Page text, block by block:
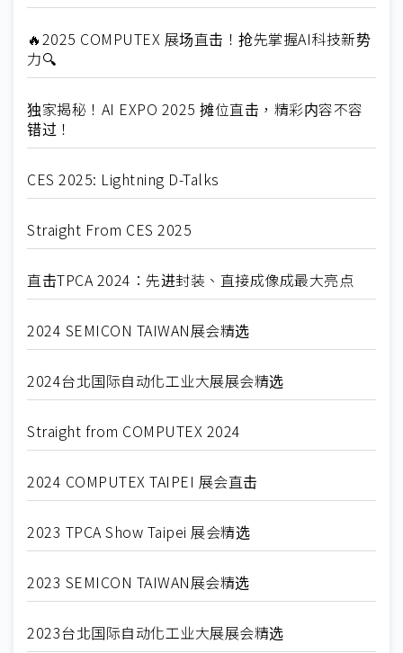
🔥2025 COMPUTEX 展场直击！抢先掌握AI科技新势
力🔍
独家揭秘！AI EXPO 2025 摊位直击，精彩内容不容
错过！
CES 2025: Lightning D-Talks
Straight From CES 2025
直击TPCA 2024：先进封装、直接成像成最大亮点
2024 SEMICON TAIWAN展会精选
2024台北国际自动化工业大展展会精选
Straight from COMPUTEX 2024
2024 COMPUTEX TAIPEI 展会直击
2023 TPCA Show Taipei 展会精选
2023 SEMICON TAIWAN展会精选
2023台北国际自动化工业大展展会精选